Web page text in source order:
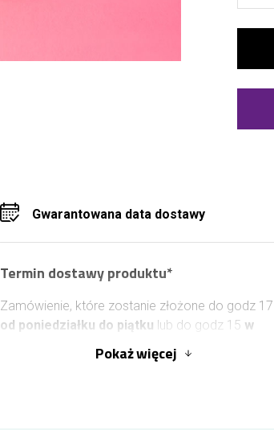
Gwarantowana data dostawy
Termin dostawy produktu*
Zamówienie, które zostanie złożone do godz 17
od poniedziałku do piątku lub do godz 15 w
, możemy doręczyć jeszcze tego samego
najszybciej w 2 godziny. Prosimy pamiętać,
Pokażwięcej